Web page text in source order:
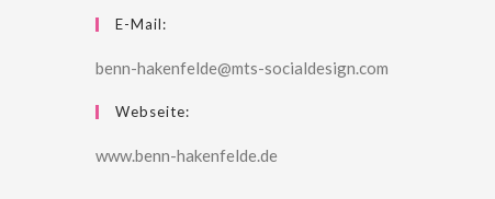
E-Mail:
benn-hakenfelde@mts-socialdesign.com
Webseite:
www.benn-hakenfelde.de